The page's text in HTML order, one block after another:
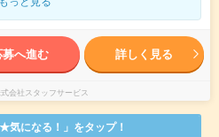
募へ進む 詳しく見る
会社スタッフサービス
気になる！」をタップ！